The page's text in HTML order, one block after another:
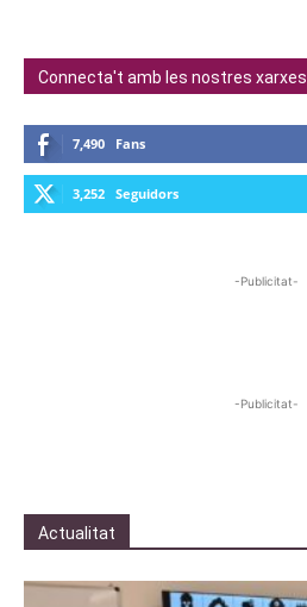
Connecta't amb les nostres xarxes
7,490 Fans
3,252 Seguidors
-Publicitat-
-Publicitat-
Actualitat